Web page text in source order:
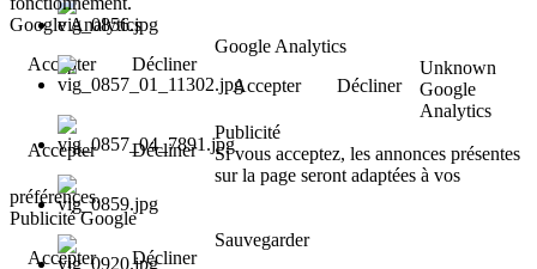
Google Analytics
Accepter
Décliner
Google Analytics
Accepter
Décliner
Unknown
Google
Analytics
Accepter
Décliner
Publicité
Si vous acceptez, les annonces présentes
sur la page seront adaptées à vos
préférences.
Publicité Google
Accepter
Décliner
Sauvegarder